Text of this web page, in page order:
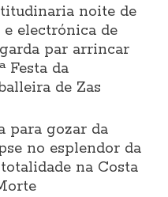
noite de
electrónica de
par arrincar
Festa da
de Zas
para gozar da
no esplendor da
na Costa